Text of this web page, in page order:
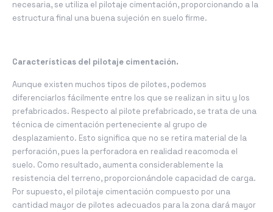
necesaria, se utiliza el pilotaje cimentación, proporcionando a la
estructura final una buena sujeción en suelo firme.
Características del pilotaje cimentación.
Aunque existen muchos tipos de pilotes, podemos
diferenciarlos fácilmente entre los que se realizan in situ y los
prefabricados. Respecto al pilote prefabricado, se trata de una
técnica de cimentación perteneciente al grupo de
desplazamiento. Esto significa que no se retira material de la
perforación, pues la perforadora en realidad reacomoda el
suelo. Como resultado, aumenta considerablemente la
resistencia del terreno, proporcionándole capacidad de carga.
Por supuesto, el pilotaje cimentación compuesto por una
cantidad mayor de pilotes adecuados para la zona dará mayor